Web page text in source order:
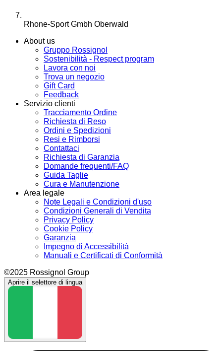
Rhone-Sport Gmbh Oberwald
About us
Gruppo Rossignol
Sostenibilità - Respect program
Lavora con noi
Trova un negozio
Gift Card
Feedback
Servizio clienti
Tracciamento Ordine
Richiesta di Reso
Ordini e Spedizioni
Resi e Rimborsi
Contattaci
Richiesta di Garanzia
Domande frequenti/FAQ
Guida Taglie
Cura e Manutenzione
Area legale
Note Legali e Condizioni d'uso
Condizioni Generali di Vendita
Privacy Policy
Cookie Policy
Garanzia
Impegno di Accessibilità
Manuali e Certificati di Conformità
©2025 Rossignol Group
Aprire il selettore di lingua